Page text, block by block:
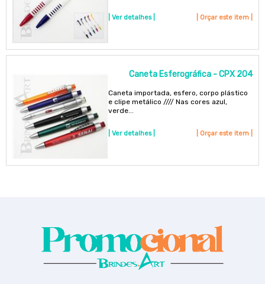
| Ver detalhes | | Orçar este item |
Caneta Esferográfica - CPX 204
Caneta importada, esfero, corpo plástico
e clipe metálico //// Nas cores azul,
verde...
| Ver detalhes | | Orçar este item |